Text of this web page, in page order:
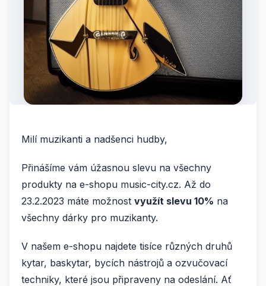
Milí muzikanti a nadšenci hudby,
Přinášíme vám úžasnou slevu na všechny
produkty na e-shopu music-city.cz. Až do
23.2.2023 máte možnost využít slevu 10% na
všechny dárky pro muzikanty.
V našem e-shopu najdete tisíce různých druhů
kytar, baskytar, bycích nástrojů a ozvučovací
techniky, které jsou připraveny na odeslání. Ať